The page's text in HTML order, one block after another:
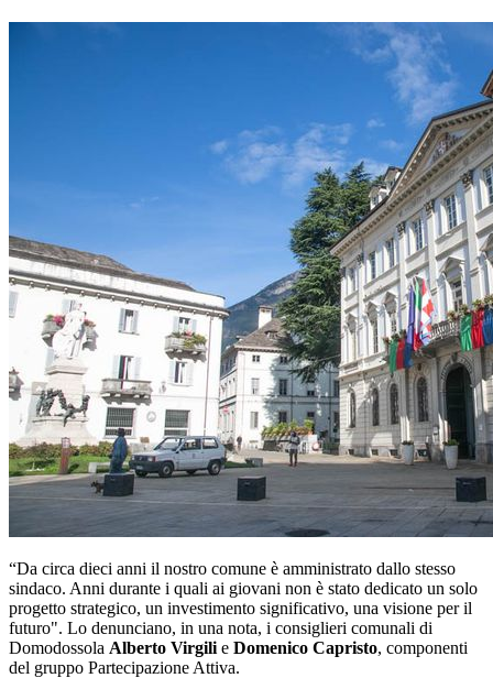
“Da circa dieci anni il nostro comune è amministrato dallo stesso
sindaco. Anni durante i quali ai giovani non è stato dedicato un solo
progetto strategico, un investimento significativo, una visione per il
futuro". Lo denunciano, in una nota, i consiglieri comunali di
Domodossola Alberto Virgili e Domenico Capristo, componenti
del gruppo Partecipazione Attiva.